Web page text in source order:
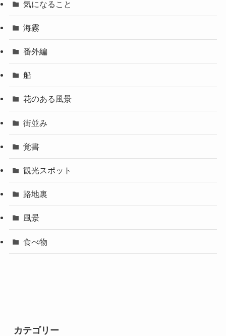
気になること
海霧
番外編
船
花のある風景
街並み
覚書
観光スポット
路地裏
風景
食べ物
カテゴリー